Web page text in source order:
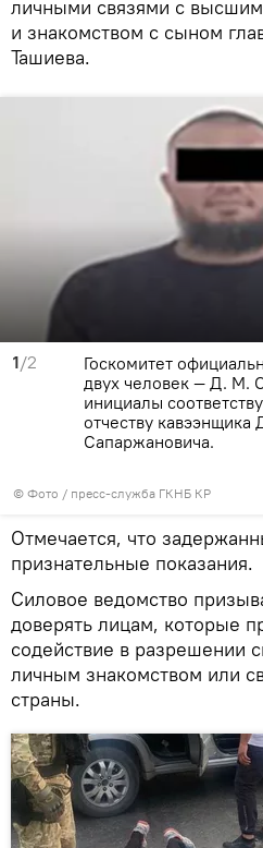
личными связями с
и знакомством с сыном
Ташиева.
1/2
© Фото / пресс-служба ГКНБ КР
Госкомитет
двух человек — Д. М.
инициалы
отчеству
Сапаржановича.
Отмечается, что
признательные показания.
Силовое ведомство
доверять лицам, которые
содействие в разрешении
личным знакомством или
страны.